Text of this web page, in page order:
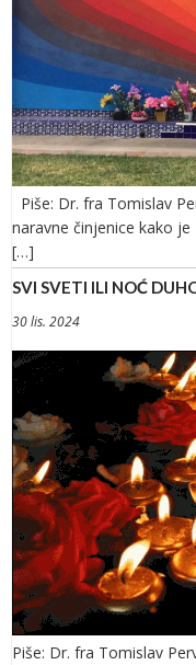
Piše: Dr. fra Tomislav
naravne činjenice kako
[…]
SVI SVETI ILI NOĆ
30 lis. 2024
Piše: Dr. fra Tomislav